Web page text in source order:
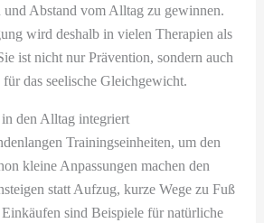
und Abstand vom Alltag zu gewinnen.
wird deshalb in vielen Therapien als
ist nicht nur Prävention, sondern auch
das seelische Gleichgewicht.
den Alltag integriert
Trainingseinheiten, um den
kleine Anpassungen machen den
statt Aufzug, kurze Wege zu Fuß
sind Beispiele für natürliche